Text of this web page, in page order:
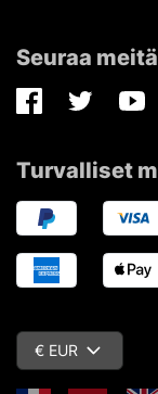
Seuraa meitä
FacebookTwitter
Turvalliset
€ EUR